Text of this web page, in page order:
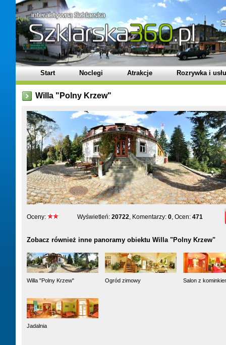
Start Noclegi Atrakcje Rozrywka i
Willa "Polny Krzew"
Oceny: Wyświetleń: 20722, Komentarzy: 0, Ocen: 471
Zobacz również inne panoramy obiektu Willa "Polny Krzew"
Willa "Polny Krzew" Ogród zimowy Salon z
Jadalnia